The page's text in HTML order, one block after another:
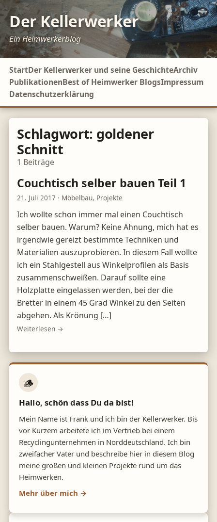
Der Kellerwerker
Ein Heimwerkerblog
StartDer Kellerwerker und seine GeschichteArchiv
PublikationenBest of Heimwerker BlogsImpressum
Datenschutzerklärung
Schlagwort: goldener
Schnitt
1 Beiträge
Couchtisch selber bauen Teil 1
21. Juli 2017 · Möbelbau, Projekte
Ich wollte schon immer mal einen Couchtisch
selber bauen. Warum? Keine Ahnung, mich hat es
irgendwie gereizt bestimmte Techniken und
Materialien auszuprobieren. In diesem Fall wollte
ich ein Stahlgestell aus Winkelprofilen als Basis
zusammenschweißen. Darauf sollte eine
Holzplatte eingelassen werden, bei der die
Bretter in einem 45 Grad Winkel zu den Seiten
abgehen. Als Krönung […]
Weiterlesen →
🪵
Hallo, schön dass Du da bist!
Mein Name ist Frank und ich bin der Kellerwerker. Bis
vor Kurzem arbeitete ich im Vertrieb bei einem
Recyclingunternehmen in Norddeutschland. Ich bin
zweifacher Vater und beschreibe hier in diesem Blog
meine großen und kleinen Projekte rund um das
Heimwerken.
Mehr über mich →